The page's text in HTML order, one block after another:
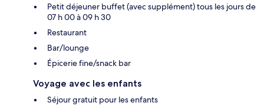
Petit déjeuner buffet (avec supplément) tous les jours de
07 h 00 à 09 h 30
Restaurant
Bar/lounge
Épicerie fine/snack bar
Voyage avec les enfants
Séjour gratuit pour les enfants